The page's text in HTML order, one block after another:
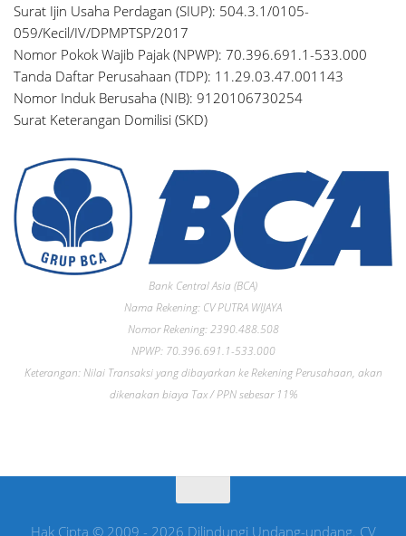
Surat Ijin Usaha Perdagan (SIUP): 504.3.1/0105-
059/Kecil/IV/DPMPTSP/2017
Nomor Pokok Wajib Pajak (NPWP): 70.396.691.1-533.000
Tanda Daftar Perusahaan (TDP): 11.29.03.47.001143
Nomor Induk Berusaha (NIB): 9120106730254
Surat Keterangan Domilisi (SKD)
Bank Central Asia (BCA)
Nama Rekening: CV PUTRA WIJAYA
Nomor Rekening: 2390.488.508
NPWP: 70.396.691.1-533.000
Keterangan: Nilai Transaksi yang dibayarkan ke Rekening Perusahaan, akan
dikenakan biaya Tax / PPN sebesar 11%
Hak Cipta © 2009 - 2026 Dilindungi Undang-undang. CV